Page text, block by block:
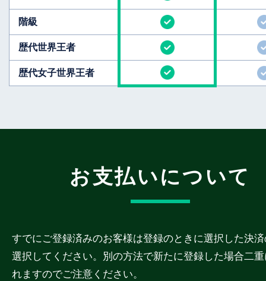
階級
歴代世界王者
歴代女子世界王者
お支払いについて
すでにご登録済みのお客様は登録のときに選択した決
選択してください。別の方法で新たに登録した場合二
れますのでご注意ください。